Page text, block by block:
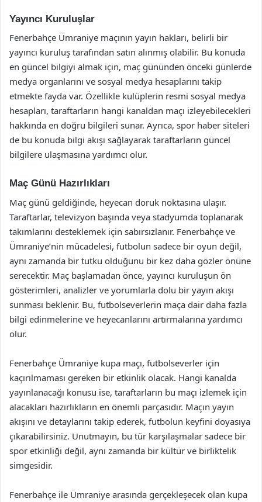
Yayıncı Kuruluşlar
Fenerbahçe Ümraniye maçının yayın hakları, belirli bir
yayıncı kuruluş tarafından satın alınmış olabilir. Bu konuda
en güncel bilgiyi almak için, maç gününden önceki günlerde
medya organlarını ve sosyal medya hesaplarını takip
etmekte fayda var. Özellikle kulüplerin resmi sosyal medya
hesapları, taraftarların hangi kanaldan maçı izleyebilecekleri
hakkında en doğru bilgileri sunar. Ayrıca, spor haber siteleri
de bu konuda bilgi akışı sağlayarak taraftarların güncel
bilgilere ulaşmasına yardımcı olur.
Maç Günü Hazırlıkları
Maç günü geldiğinde, heyecan doruk noktasına ulaşır.
Taraftarlar, televizyon başında veya stadyumda toplanarak
takımlarını desteklemek için sabırsızlanır. Fenerbahçe ve
Ümraniye’nin mücadelesi, futbolun sadece bir oyun değil,
aynı zamanda bir tutku olduğunu bir kez daha gözler önüne
serecektir. Maç başlamadan önce, yayıncı kuruluşun ön
gösterimleri, analizler ve yorumlarla dolu bir yayın akışı
sunması beklenir. Bu, futbolseverlerin maça dair daha fazla
bilgi edinmelerine ve heyecanlarını artırmalarına yardımcı
olur.
Fenerbahçe Ümraniye kupa maçı, futbolseverler için
kaçırılmaması gereken bir etkinlik olacak. Hangi kanalda
yayınlanacağı konusu ise, taraftarların bu maçı izlemek için
alacakları hazırlıkların en önemli parçasıdır. Maçın yayın
akışını ve detaylarını takip ederek, futbolun keyfini doyasıya
çıkarabilirsiniz. Unutmayın, bu tür karşılaşmalar sadece bir
spor etkinliği değil, aynı zamanda bir kültür ve birliktelik
simgesidir.
Fenerbahçe ile Ümraniye arasında gerçekleşecek olan kupa